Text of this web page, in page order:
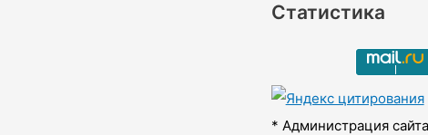
х
ы
Статистика
* Администрация